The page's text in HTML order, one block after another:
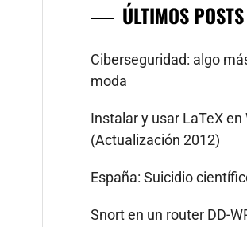
ÚLTIMOS POSTS
Ciberseguridad: algo
moda
Instalar y usar LaTeX
(Actualización 2012)
España: Suicidio
Snort en un router DD-